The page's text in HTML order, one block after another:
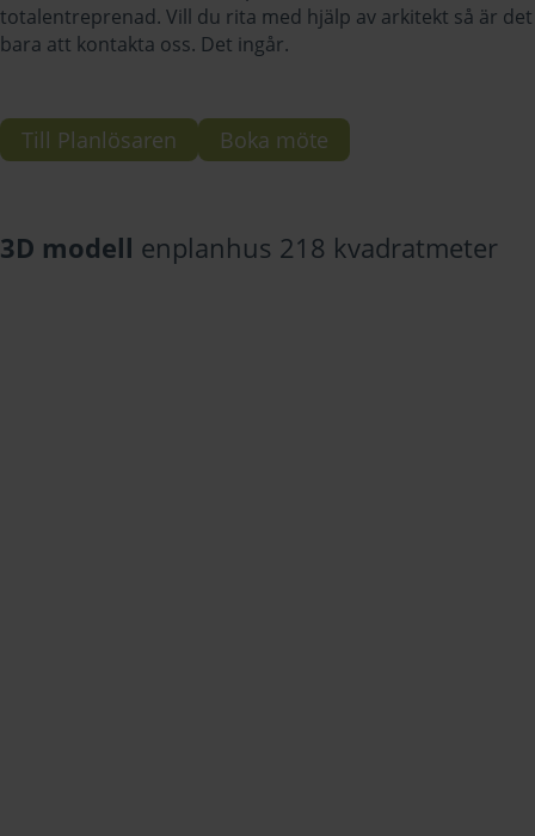
totalentreprenad. Vill du rita med hjälp av arkitekt så är det
bara att kontakta oss. Det ingår.
Till Planlösaren Boka möte
3D modell enplanhus 218 kvadratmeter